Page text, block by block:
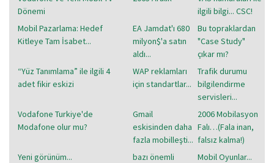
Dönemi
ilgili bilgi... CSC!
Mobil Pazarlama: Hedef
Kitleye Tam İsabet...
EA Jamdat'ı 680
milyon$'a satın
aldı...
Bu topraklardan
"Case Study"
çıkar mı?
“Yüz Tanımlama” ile ilgili 4
adet fikir eskizi
WAP reklamları
için standartlar...
Trafik durumu
bilgilendirme
servisleri...
Vodafone Turkiye'de
Modafone olur mu?
Gmail
eskisinden daha
fazla mobilleşti...
2006 Mobilasyon
Falı…(Fala inan,
falsız kalma!)
Yeni görünüm...
bazı önemli
Mobil Oyunlar...